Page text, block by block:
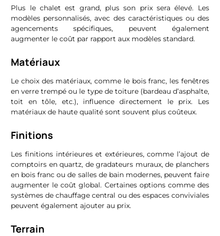
Plus le chalet est grand, plus son prix sera élevé. Les
modèles personnalisés, avec des caractéristiques ou des
agencements spécifiques, peuvent également
augmenter le coût par rapport aux modèles standard.
Matériaux
Le choix des matériaux, comme le bois franc, les fenêtres
en verre trempé ou le type de toiture (bardeau d’asphalte,
toit en tôle, etc.), influence directement le prix. Les
matériaux de haute qualité sont souvent plus coûteux.
Finitions
Les finitions intérieures et extérieures, comme l’ajout de
comptoirs en quartz, de gradateurs muraux, de planchers
en bois franc ou de salles de bain modernes, peuvent faire
augmenter le coût global. Certaines options comme des
systèmes de chauffage central ou des espaces conviviales
peuvent également ajouter au prix.
Terrain